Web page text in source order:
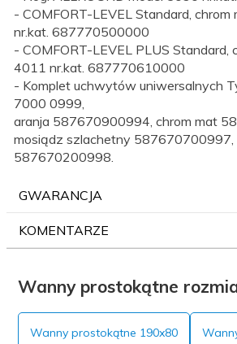
- COMFORT-LEVEL Standard, chrom
nr.kat. 687770500000
- COMFORT-LEVEL PLUS Standard,
4011 nr.kat. 687770610000
- Komplet uchwytów uniwersalnych
7000 0999,
aranja 587670900994, chrom mat
mosiądz szlachetny 587670700997,
587670200998.
GWARANCJA
KOMENTARZE
Wanny prostokątne
Wanny prostokątne 190x80